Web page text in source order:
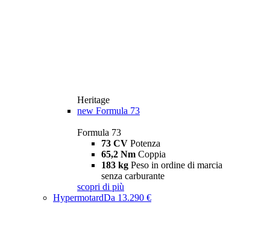
Heritage
new Formula 73
Formula 73
73 CV Potenza
65,2 Nm Coppia
183 kg Peso in ordine di marcia
senza carburante
scopri di più
HypermotardDa 13.290 €